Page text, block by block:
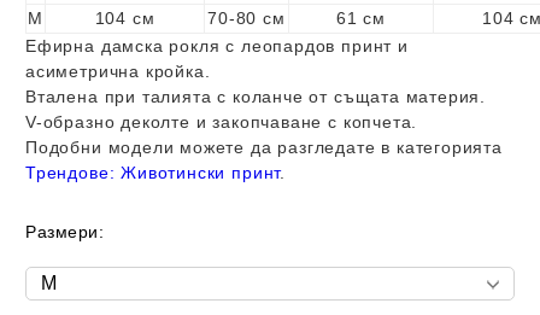
M
104 см 70-80 см 61 см
104
Ефирна дамска рокля с леопардов принт и
асиметрична кройка.
Вталена при талията с коланче от същата материя.
V-образно деколте и закопчаване с копчета.
Подобни модели можете да разгледате в категорията
Трендове:Животински принт.
Размери: